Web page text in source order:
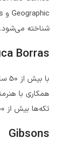
شناخته می‌شود.
Borras
با بیش از 50 سال سابقه،
همکاری با
تکه‌ها بیش از 40000 اشاره کرد که محاسن و بزرگی آن‌ها حیرت‌انگیز است.
Gibsons